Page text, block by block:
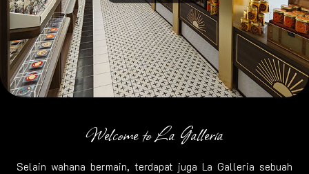
Welcome to La Galleria
Selain wahana bermain, terdapat juga La Galleria sebuah